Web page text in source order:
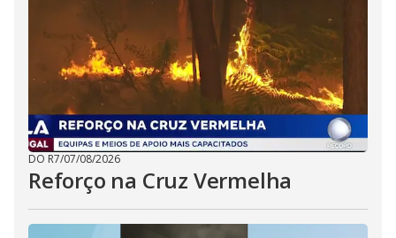
DO R7/07/08/2026
Reforço na Cruz Vermelha